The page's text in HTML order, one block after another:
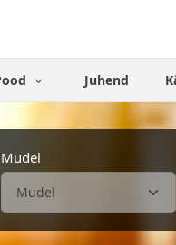
Juhend
Mudel